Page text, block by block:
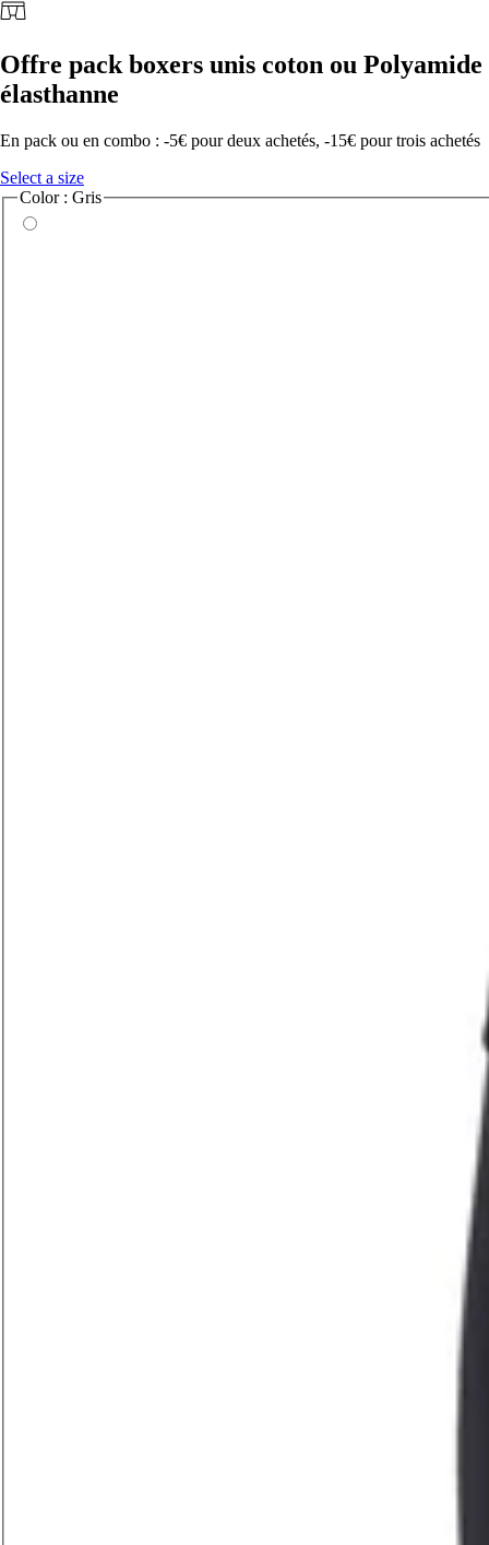
Offre pack boxers unis coton ou Polyamide
élasthanne
En pack ou en combo : -5€ pour deux achetés, -15€ pour trois achetés
Select a size
Color : Gris